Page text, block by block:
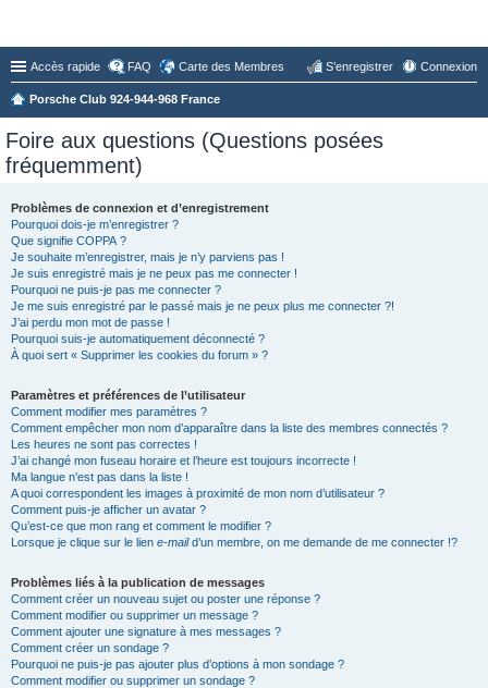
Accès rapide FAQ Carte des Membres Connexion
S’enregistrer
Porsche Club 924-944-968 France
Foire aux questions (Questions posées
fréquemment)
Problèmes de connexion et d’enregistrement
Pourquoi dois-je m’enregistrer ?
Que signifie COPPA ?
Je souhaite m’enregistrer, mais je n’y parviens pas !
Je suis enregistré mais je ne peux pas me connecter !
Pourquoi ne puis-je pas me connecter ?
Je me suis enregistré par le passé mais je ne peux plus me connecter ?!
J’ai perdu mon mot de passe !
Pourquoi suis-je automatiquement déconnecté ?
À quoi sert « Supprimer les cookies du forum » ?
Paramètres et préférences de l’utilisateur
Comment modifier mes paramètres ?
Comment empêcher mon nom d’apparaître dans la liste des membres connectés ?
Les heures ne sont pas correctes !
J’ai changé mon fuseau horaire et l’heure est toujours incorrecte !
Ma langue n’est pas dans la liste !
A quoi correspondent les images à proximité de mon nom d’utilisateur ?
Comment puis-je afficher un avatar ?
Qu’est-ce que mon rang et comment le modifier ?
Lorsque je clique sur le lien e-maild’un membre, on me demande de me connecter !?
Problèmes liés à la publication de messages
Comment créer un nouveau sujet ou poster une réponse ?
Comment modifier ou supprimer un message ?
Comment ajouter une signature à mes messages ?
Comment créer un sondage ?
Pourquoi ne puis-je pas ajouter plus d’options à mon sondage ?
Comment modifier ou supprimer un sondage ?